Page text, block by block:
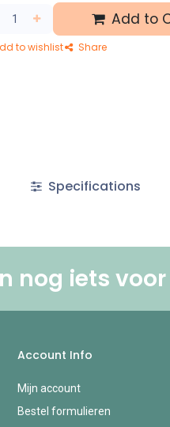
Add to
to wishlist Share
Specifications
nog iets voor
Account Info
Mijn account
Bestel formulieren